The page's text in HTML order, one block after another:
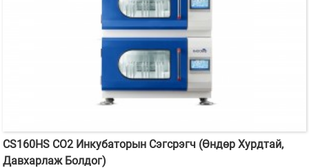
CS160HS CO2 Инкубаторын Сэгсрэгч (Өндөр Хурдтай,
Давхарлаж Болдог)